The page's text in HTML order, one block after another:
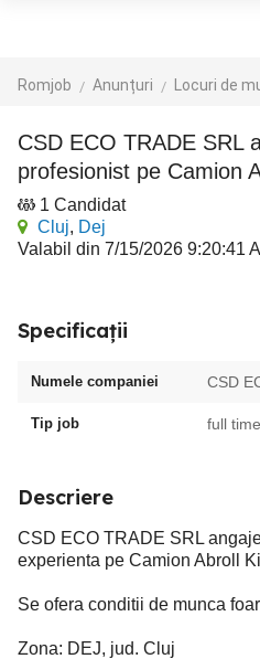
Romjob Anunțuri Locuri de
CSD ECO TRADE SRL angajeaza sofer
profesionist pe Camion
1 Candidat
Cluj, Dej
Valabil din 7/15/2026 9:20:41
Specificații
Numele companiei CSD
Tip job full time
Descriere
CSD ECO TRADE SRL
experienta pe Camion Abroll
Se ofera conditii de munca
Zona: DEJ, jud. Cluj